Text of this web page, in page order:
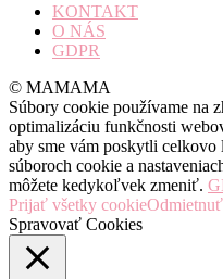
KONTAKT
O NÁS
GDPR
© MAMAMA
Súbory cookie používame na
optimalizáciu funkčnosti
aby sme vám poskytli
súboroch cookie a
môžete kedykoľvek zmeniť.
Prijať všetky cookie
Spravovať Cookies